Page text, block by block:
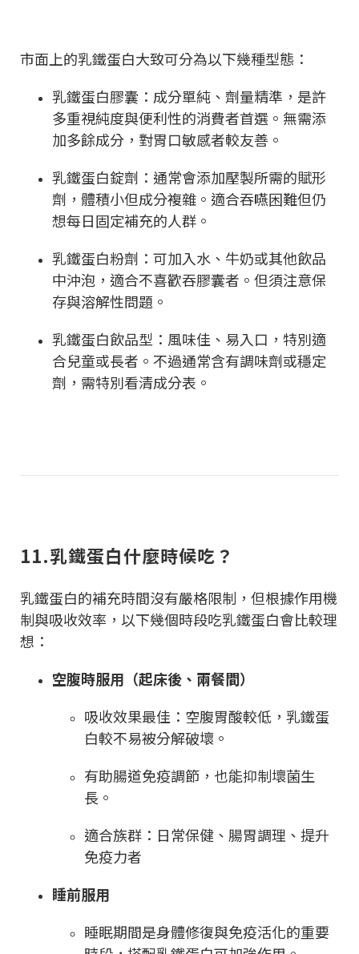
市面上的乳鐵蛋白大致可分為以下幾種型態：
乳鐵蛋白膠囊：成分單純、劑量精準，是許
多重視純度與便利性的消費者首選。無需添
加多餘成分，對胃口敏感者較友善。
乳鐵蛋白錠劑：通常會添加壓製所需的賦形
劑，體積小但成分複雜。適合吞嚥困難但仍
想每日固定補充的人群。
乳鐵蛋白粉劑：可加入水、牛奶或其他飲品
中沖泡，適合不喜歡吞膠囊者。但須注意保
存與溶解性問題。
乳鐵蛋白飲品型：風味佳、易入口，特別適
合兒童或長者。不過通常含有調味劑或穩定
劑，需特別看清成分表。
11.乳鐵蛋白什麼時候吃？
乳鐵蛋白的補充時間沒有嚴格限制，但根據作用機
制與吸收效率，以下幾個時段吃乳鐵蛋白會比較理
想：
空腹時服用（起床後、兩餐間）
吸收效果最佳：空腹胃酸較低，乳鐵蛋
白較不易被分解破壞。
有助腸道免疫調節，也能抑制壞菌生
長。
適合族群：日常保健、腸胃調理、提升
免疫力者
睡前服用
睡眠期間是身體修復與免疫活化的重要